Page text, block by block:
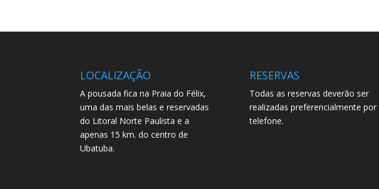
LOCALIZAÇÃO
A pousada fica na Praia do Félix,
uma das mais belas e reservadas
do Litoral Norte Paulista e a
apenas 15 km. do centro de
Ubatuba.
RESERVAS
Todas as reservas deverão ser
realizadas preferencialmente por
telefone.